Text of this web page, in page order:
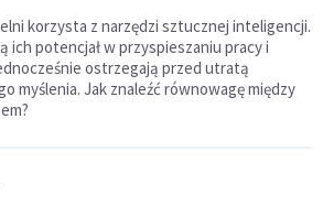
korzysta z narzędzi sztucznej inteligencji.
ich potencjał w przyspieszaniu pracy i
ostrzegają przed utratą
myślenia. Jak znaleźć równowagę między